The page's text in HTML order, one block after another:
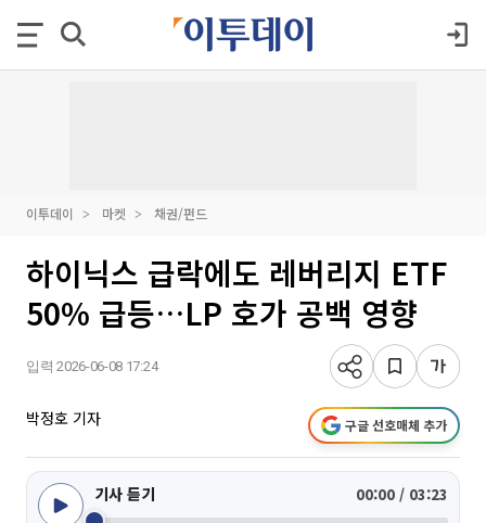
이투데이 마켓 채권/펀드
하이닉스 급락에도 레버리지 ETF
50% 급등…LP 호가 공백 영향
입력 2026-06-08 17:24
박정호 기자 구글 선호매체 추가
기사 듣기 00:00 / 03:23